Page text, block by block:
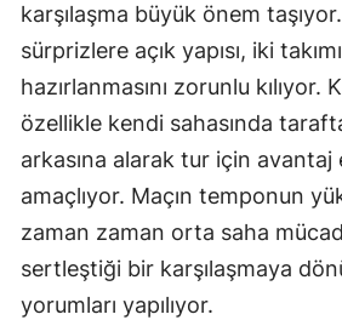
karşılaşma büyük önem
sürprizlere açık yapısı, iki
hazırlanmasını zorunlu kılıyor.
özellikle kendi sahasında
arkasına alarak tur için avantaj
amaçlıyor. Maçın temponun
zaman zaman orta saha
sertleştiği bir karşılaşmaya
yorumları yapılıyor.